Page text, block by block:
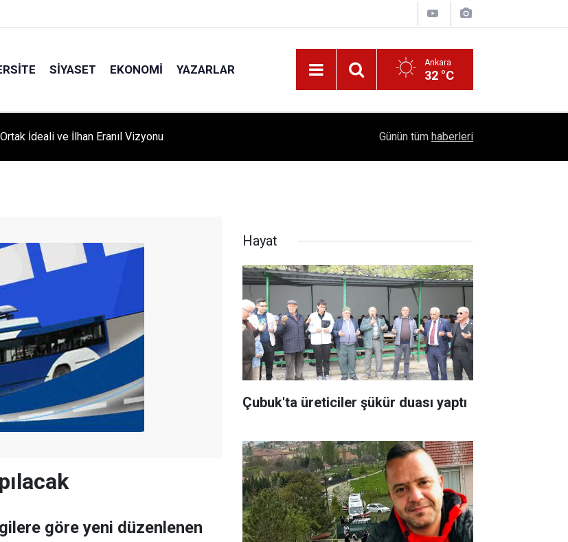
SIYASET EKONOMI YAZARLAR Ankara
32 °C
COŞKUSU: Kursiyerler Gönüllerince Eğlendi! 1504 Kep, Tek Bir Hedef: Bilim Kenti Çubuk
Günün tüm haberleri
göre yeni düzenlenen
Hayat
Çubuk'ta üreticiler şükür duası yaptı